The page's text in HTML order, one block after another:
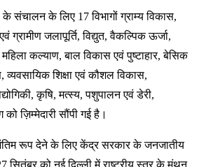
के संचालन के लिए 17 विभागों ग्राम्य विकास,
ग्रामीण जलापूर्ति, विद्युत, वैकल्पिक ऊर्जा,
कल्याण, बाल विकास एवं पुष्टाहार, बेसिक
व्यवसायिक शिक्षा एवं कौशल विकास,
कृषि, मत्स्य, पशुपालन एवं डेरी,
को ज़िम्मेदारी सौंपी गई है।
अंतिम रूप देने के लिए केंद्र सरकार के जनजातीय
सितंबर को नई दिल्ली में राष्ट्रीय स्तर के मंथन